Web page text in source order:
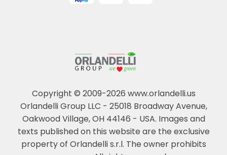
Copyright © 2009-2026 www.orlandelli.us
Orlandelli Group LLC - 25018 Broadway Avenue,
Oakwood Village, OH 44146 - USA. Images and
texts published on this website are the exclusive
property of Orlandelli s.r.l. The owner prohibits